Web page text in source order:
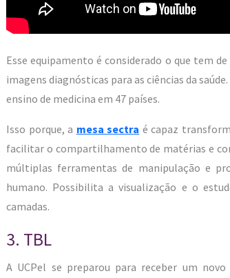
Esse equipamento é considerado o que tem
imagens diagnósticas para as ciências da
ensino de medicina em 47 países.
Isso porque, a mesa sectra é capaz
facilitar o compartilhamento de matérias e
múltiplas ferramentas de manipulação e
humano. Possibilita a visualização e o
camadas.
3. TBL
A UCPel se preparou para receber um